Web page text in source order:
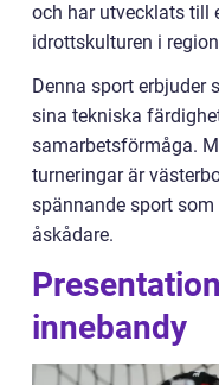
och har utvecklats till
idrottskulturen i
Denna sport erbjuder
sina tekniska
samarbetsförmåga.
turneringar är
spännande sport
åskådare.
innebandy